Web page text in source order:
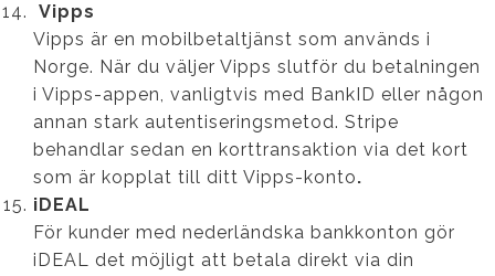
Vipps
Vipps är en mobilbetaltjänst som används i
Norge. När du väljer Vipps slutför du betalningen
i Vipps-appen, vanligtvis med BankID eller någon
annan stark autentiseringsmetod. Stripe
behandlar sedan en korttransaktion via det kort
som är kopplat till ditt Vipps-konto.
iDEAL
För kunder med nederländska bankkonton gör
iDEAL det möjligt att betala direkt via din